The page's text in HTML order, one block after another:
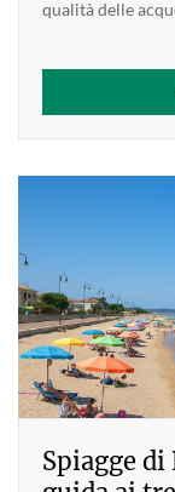
qualità delle
Spiagge di